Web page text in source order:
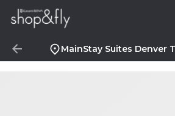
MainStay Suites Denver